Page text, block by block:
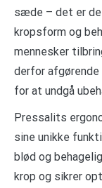
sæde – det er
kropsform og
mennesker
derfor
for at undgå
Pressalits
sine unikke
blød og
krop og sikrer